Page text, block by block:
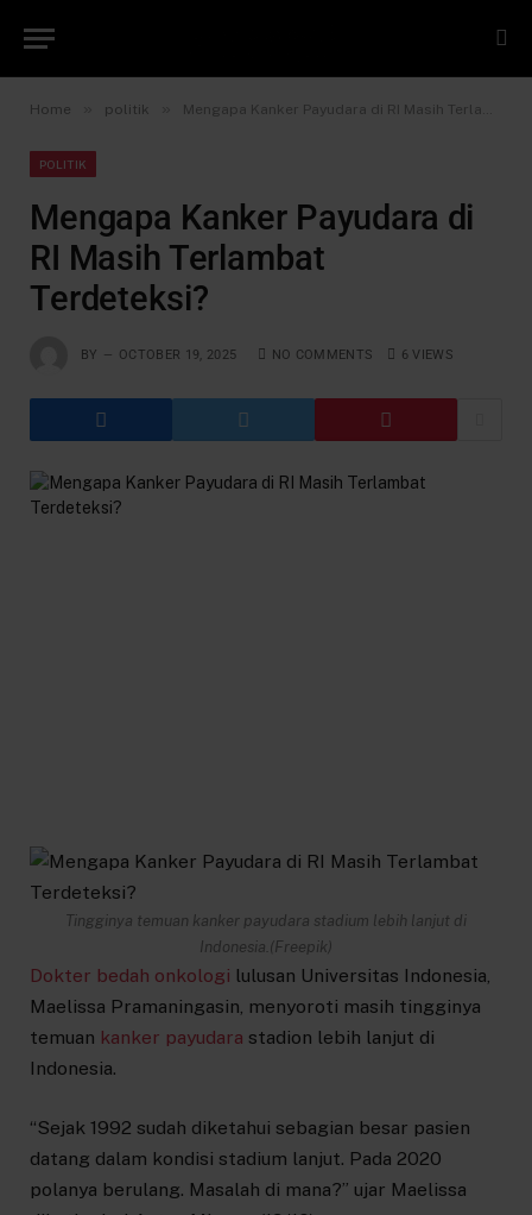
Home politik Mengapa Kanker Payudara di RI Masih Terlambat Terdeteksi?
POLITIK
Mengapa Kanker Payudara di
RI Masih Terlambat
Terdeteksi?
BY OCTOBER 19, 2025 NO COMMENTS 6VIEWS
Tingginya temuan kanker payudara stadium lebih lanjut di
Indonesia.(Freepik)
Dokter bedah onkologi lulusan Universitas Indonesia,
Maelissa Pramaningasin, menyoroti masih tingginya
temuan kanker payudara stadion lebih lanjut di
Indonesia.
“Sejak 1992 sudah diketahui sebagian besar pasien
datang dalam kondisi stadium lanjut. Pada 2020
polanya berulang. Masalah di mana?” ujar Maelissa